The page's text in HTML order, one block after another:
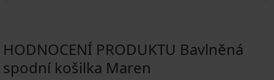
HODNOCENÍ PRODUKTU Bavlněná
spodní košilka Maren